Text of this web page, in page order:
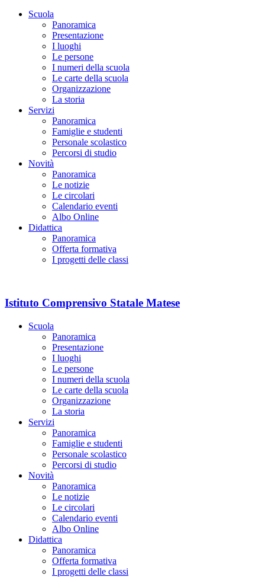
Scuola
Panoramica
Presentazione
I luoghi
Le persone
I numeri della scuola
Le carte della scuola
Organizzazione
La storia
Servizi
Panoramica
Famiglie e studenti
Personale scolastico
Percorsi di studio
Novità
Panoramica
Le notizie
Le circolari
Calendario eventi
Albo Online
Didattica
Panoramica
Offerta formativa
I progetti delle classi
Istituto Comprensivo Statale Matese
Scuola
Panoramica
Presentazione
I luoghi
Le persone
I numeri della scuola
Le carte della scuola
Organizzazione
La storia
Servizi
Panoramica
Famiglie e studenti
Personale scolastico
Percorsi di studio
Novità
Panoramica
Le notizie
Le circolari
Calendario eventi
Albo Online
Didattica
Panoramica
Offerta formativa
I progetti delle classi